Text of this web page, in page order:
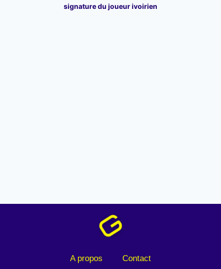
signature du joueur ivoirien
A propos Contact